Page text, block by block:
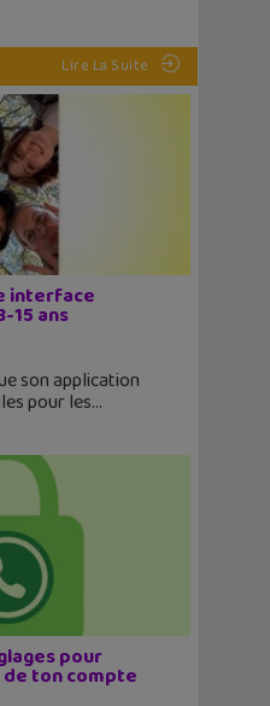
Lire La Suite
interface
15 ans
son application
pour les
pour
ton compte